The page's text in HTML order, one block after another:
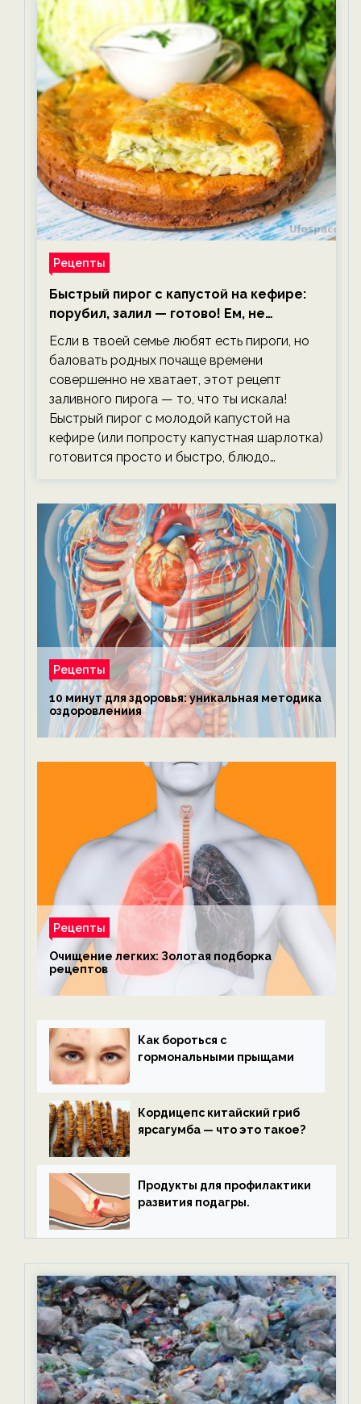
Рецепты
Быстрый пирог с капустой на кефире:
порубил, залил — готово! Ем, не
тревожась о фигуре!
Если в твоей семье любят есть пироги, но
баловать родных почаще времени
совершенно не хватает, этот рецепт
заливного пирога — то, что ты искала!
Быстрый пирог с молодой капустой на
кефире (или попросту капустная шарлотка)
готовится просто и быстро, блюдо…
Рецепты
10 минут для здоровья: уникальная методика
оздоровлениия
Рецепты
Очищение легких: Золотая подборка
рецептов
Как бороться с
гормональными прыщами
Кордицепс китайский гриб
ярсагумба — что это такое?
Продукты для профилактики
развития подагры.